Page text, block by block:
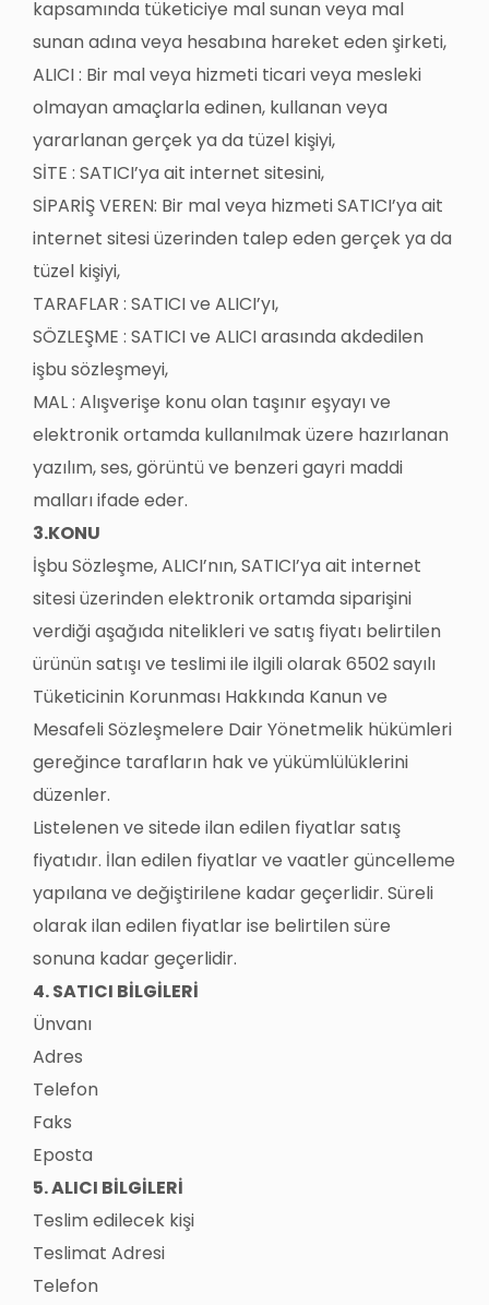
kapsamında tüketiciye mal sunan veya mal
sunan adına veya hesabına hareket eden şirketi,
ALICI : Bir mal veya hizmeti ticari veya mesleki
olmayan amaçlarla edinen, kullanan veya
yararlanan gerçek ya da tüzel kişiyi,
SİTE : SATICI’ya ait internet sitesini,
SİPARİŞ VEREN: Bir mal veya hizmeti SATICI’ya ait
internet sitesi üzerinden talep eden gerçek ya da
tüzel kişiyi,
TARAFLAR : SATICI ve ALICI’yı,
SÖZLEŞME : SATICI ve ALICI arasında akdedilen
işbu sözleşmeyi,
MAL : Alışverişe konu olan taşınır eşyayı ve
elektronik ortamda kullanılmak üzere hazırlanan
yazılım, ses, görüntü ve benzeri gayri maddi
malları ifade eder.
3.KONU
İşbu Sözleşme, ALICI’nın, SATICI’ya ait internet
sitesi üzerinden elektronik ortamda siparişini
verdiği aşağıda nitelikleri ve satış fiyatı belirtilen
ürünün satışı ve teslimi ile ilgili olarak 6502 sayılı
Tüketicinin Korunması Hakkında Kanun ve
Mesafeli Sözleşmelere Dair Yönetmelik hükümleri
gereğince tarafların hak ve yükümlülüklerini
düzenler.
Listelenen ve sitede ilan edilen fiyatlar satış
fiyatıdır. İlan edilen fiyatlar ve vaatler güncelleme
yapılana ve değiştirilene kadar geçerlidir. Süreli
olarak ilan edilen fiyatlar ise belirtilen süre
sonuna kadar geçerlidir.
4. SATICI BİLGİLERİ
Ünvanı
Adres
Telefon
Faks
Eposta
5. ALICI BİLGİLERİ
Teslim edilecek kişi
Teslimat Adresi
Telefon